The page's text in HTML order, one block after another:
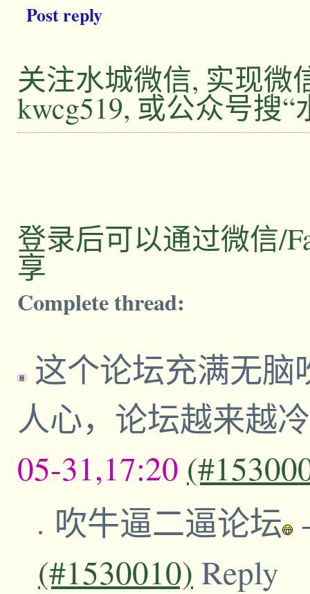
Post reply
关注水城微信, 实现微
kwcg519, 或公众号搜“
登录后可以通过微信/
享
Complete thread:
这个论坛充满无
人心，论坛越来越
05-31,17:20
吹牛逼二逼论坛
(#1530010) Reply